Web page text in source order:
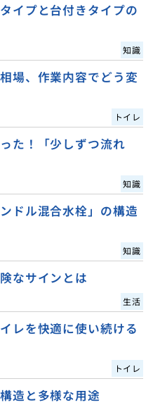
イプと台付きタイプの
知識
場、作業内容でどう変
トイレ
た！「少しずつ流れ
知識
ドル混合水栓」の構造
知識
なサインとは
生活
レを快適に使い続ける
トイレ
造と多様な用途